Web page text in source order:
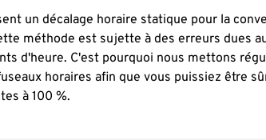
un décalage horaire statique pour la
méthode est sujette à des erreurs dues
d'heure. C'est pourquoi nous mettons
horaires afin que vous puissiez être
à 100 %.